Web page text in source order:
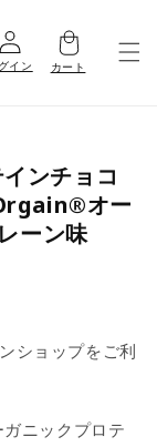
イン カート
ンチョコ
オー
ーン味
ショップをご利
ニックプロテ